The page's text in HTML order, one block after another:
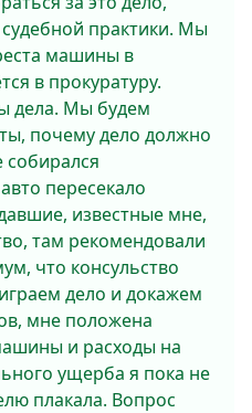
судебной практики. Мы
машины в
в прокуратуру.
дела. Мы будем
почему дело должно
собирался
пересекало
известные мне,
там рекомендовали
что консульство
дело и докажем
мне положена
и расходы на
ущерба я пока не
плакала. Вопрос